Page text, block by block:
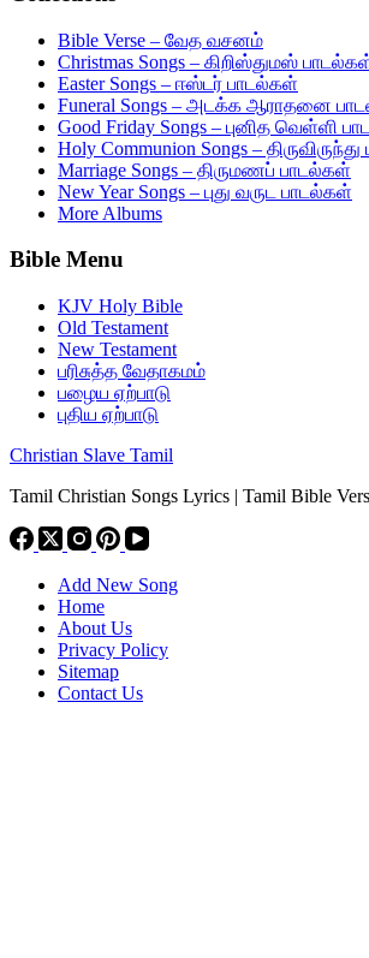
Bible Verse – வேத வசனம்
Christmas Songs – கிறிஸ்துமஸ்
Easter Songs – ஈஸ்டர் பாடல்கள்
Funeral Songs – அடக்க ஆராதனை
Good Friday Songs – புனித வெள்ளி
Holy Communion Songs –
Marriage Songs – திருமணப் பாடல்கள்
New Year Songs – புது வருட பாடல்கள்
More Albums
Bible Menu
KJV Holy Bible
Old Testament
New Testament
பரிசுத்த வேதாகமம்
பழைய ஏற்பாடு
புதிய ஏற்பாடு
Christian Slave Tamil
Tamil Christian Songs Lyrics | Tamil Bible
Add New Song
Home
About Us
Privacy Policy
Sitemap
Contact Us